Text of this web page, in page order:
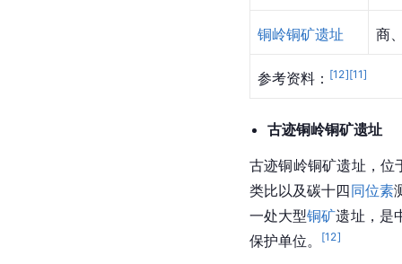
铜岭铜矿遗址 商
参考资料： [12][11]
古迹铜岭铜矿遗址
古迹铜岭铜矿遗址，位
类比以及碳十四同位素
一处大型铜矿遗址，是
保护单位。
[12]